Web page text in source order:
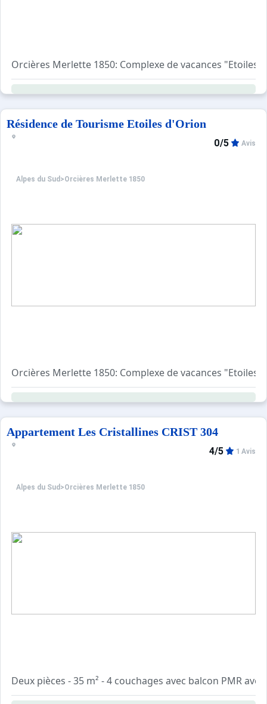
En supplément sur réservation directement auprès de
- kit linge de toilette ( 1 drap de bain + 1 serviette)
- kit bébé ( lit + matelas + chaise haute )
- kit draps/ taie (lit simple 2 draps + taie)
Seuls les équipements mentionnés spécifiquement
Orcières Merlette 1850: Complexe de vacances
Résidence de Tourisme Etoiles d'Orion
Alpes du Sud >Orcières Merlette 1850
0/5 Avis
Orcières Merlette 1850: Complexe de vacances
Appartement Les Cristallines CRIST 304
Alpes du Sud >Orcières Merlette 1850
4/5 1 Avis
Deux pièces - 35 m² - 4 couchages avec balcon PMR avec
3e étage (avec ascenseur)